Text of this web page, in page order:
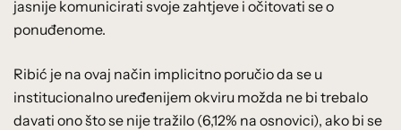
jasnije komunicirati svoje zahtjeve i očitovati se o
ponuđenome.
Ribić je na ovaj način implicitno poručio da se u
institucionalno uređenijem okviru možda ne bi trebalo
davati ono što se nije tražilo (6,12% na osnovici), ako bi se